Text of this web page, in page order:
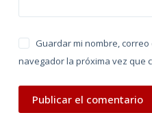
Guardar mi nombre,
navegador la próxima vez que
Publicar el comentario